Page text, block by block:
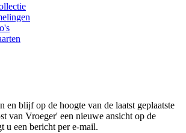
en blijf op de hoogte van de laatst geplaatste
van Vroeger' een nieuwe ansicht op de
u een bericht per e-mail.